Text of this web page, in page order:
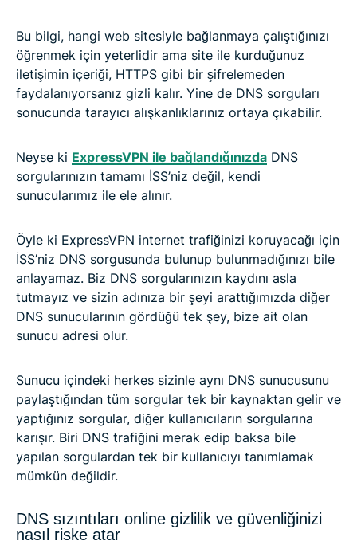
Bu bilgi, hangi web sitesiyle bağlanmaya çalıştığınızı
öğrenmek için yeterlidir ama site ile kurduğunuz
iletişimin içeriği, HTTPS gibi bir şifrelemeden
faydalanıyorsanız gizli kalır. Yine de DNS sorguları
sonucunda tarayıcı alışkanlıklarınız ortaya çıkabilir.
Neyse ki ExpressVPN ile bağlandığınızda DNS
sorgularınızın tamamı İSS’niz değil, kendi
sunucularımız ile ele alınır.
Öyle ki ExpressVPN internet trafiğinizi koruyacağı için
İSS’niz DNS sorgusunda bulunup bulunmadığınızı bile
anlayamaz. Biz DNS sorgularınızın kaydını asla
tutmayız ve sizin adınıza bir şeyi arattığımızda diğer
DNS sunucularının gördüğü tek şey, bize ait olan
sunucu adresi olur.
Sunucu içindeki herkes sizinle aynı DNS sunucusunu
paylaştığından tüm sorgular tek bir kaynaktan gelir ve
yaptığınız sorgular, diğer kullanıcıların sorgularına
karışır. Biri DNS trafiğini merak edip baksa bile
yapılan sorgulardan tek bir kullanıcıyı tanımlamak
mümkün değildir.
DNS sızıntıları online gizlilik ve güvenliğinizi
nasıl riske atar